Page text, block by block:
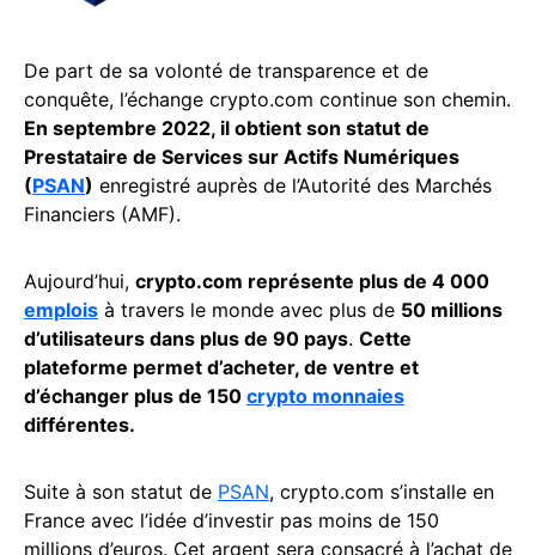
De part de sa volonté de transparence et de
conquête, l’échange crypto.com continue son chemin.
En septembre 2022, il obtient son statut de
Prestataire de Services sur Actifs Numériques
(PSAN) enregistré auprès de l’Autorité des Marchés
Financiers (AMF).
Aujourd’hui, crypto.com représente plus de 4 000
emplois à travers le monde avec plus de 50 millions
d’utilisateurs dans plus de 90 pays. Cette
plateforme permet d’acheter, de ventre et
d’échanger plus de 150 crypto monnaies
différentes.
Suite à son statut de PSAN, crypto.com s’installe en
France avec l’idée d’investir pas moins de 150
millions d’euros. Cet argent sera consacré à l’achat de